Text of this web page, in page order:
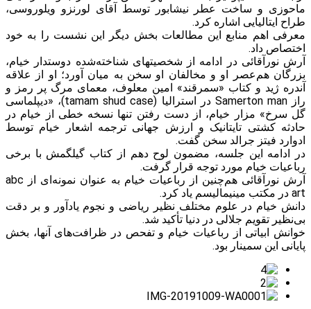
ماحوزی و ساخت عطر نیشابور توسط آقای لورنزو ویلوروسی،
طراح ایتالیایی اشاره کرد.
معرفی اهم منابع این مطالعات بخش دیگر این نشست را به خود
اختصاص داد.
آرش نورآقائی در ادامه از شخصیتهای شناخته‌شده دوستدار خیام،
بزرگان هم‌عصر او و مخالفان او سخن به میان آورد؛ او از علاقه
آندره ژید و کتاب «سمرقند» امین معلوف، معمای مرگ پر رمز و
راز Samerton man در استرالیا (tamam shud case)، «دیپلماسی
گل سرخ» مزار خیام، از دست رفتن تنها نسخه خطی از خیام در
حادثه کشتی تایتانیک و ارزش جهانی ترجمه اشعار خیام توسط
ادوارد فیتز جرالد سخن گفت.
در ادامه این جلسه، مضمون لوح دهم از کتاب گیلگمش با برخی
رباعیات خیام مورد توجه قرار گرفت.
آرش نورآقائی هم‌چنین از رباعیات خیام به عنوان نمونه‌ای از abc
art در مکتب مینیمالیسم یاد کرد.
دانش خیام در علوم مختلف نظیر ریاضی و نجوم یادآور و بر دقت
بی‌نظیر تقویم جلالی در دنیا تأکید شد.
خوانش ابیاتی از رباعیات خیام و تفحص در ظرافت‌های آنها، بخش
پایانی این سمینار بود.